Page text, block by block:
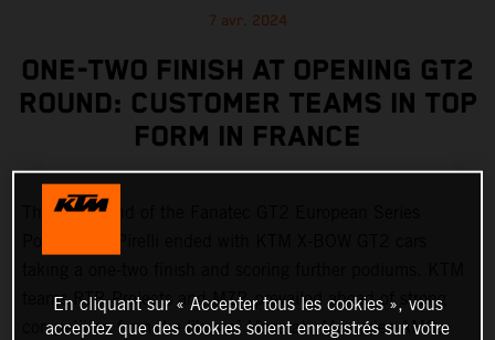
7 avr. 2024
ONE-TWO FINISH AT OPENING GT2
ROUND: CUSTOMER TEAMS IN TOP
FORM IN FRANCE
The first round of the Fanatec GT2 European Series
teams RTR Projects and MZR prevailed ahead of strong
competition from the likes of Maserati, Mercedes-AMG,
En cliquant sur « Accepter tous les cookies », vous
acceptez que des cookies soient enregistrés sur votre